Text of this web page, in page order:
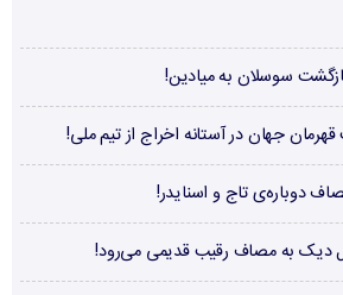
سوسلان به میادین!
جهان در آستانه اخراج از تیم ملی!
دوباره‌ی تاج و اسنایدر!
دیک به مصاف رقیب قدیمی می‌رود!